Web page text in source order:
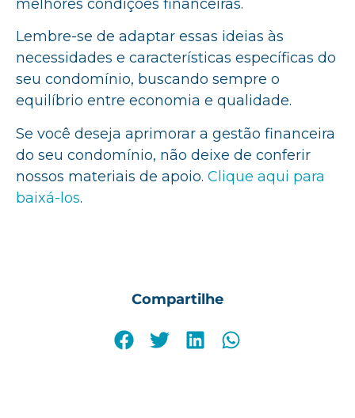
melhores condições financeiras.
Lembre-se de adaptar essas ideias às
necessidades e características específicas do
seu condomínio, buscando sempre o
equilíbrio entre economia e qualidade.
Se você deseja aprimorar a gestão financeira
do seu condomínio, não deixe de conferir
nossos materiais de apoio. Clique aqui para
baixá-los.
Compartilhe